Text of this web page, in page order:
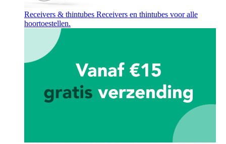
Receivers & thintubes Receivers en thintubes voor alle
hoortoestellen.